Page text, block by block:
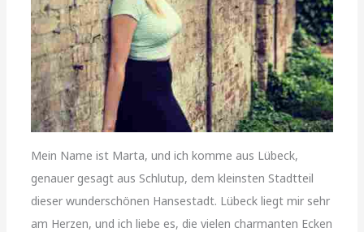
Mein Name ist Marta, und ich komme aus Lübeck,
genauer gesagt aus Schlutup, dem kleinsten Stadtteil
dieser wunderschönen Hansestadt. Lübeck liegt mir sehr
am Herzen, und ich liebe es, die vielen charmanten Ecken